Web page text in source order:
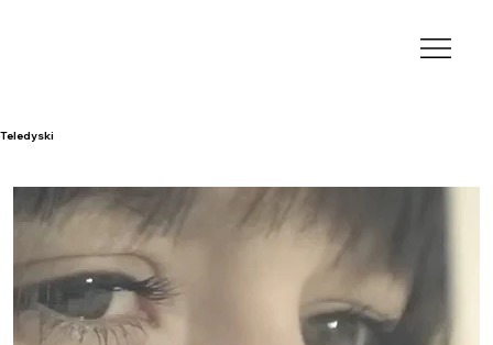
Teledyski